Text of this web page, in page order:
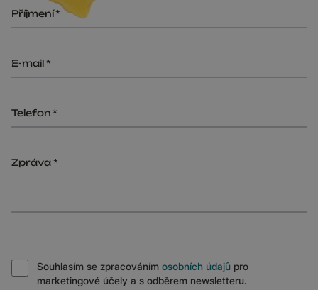
Příjmení
E-mail
Telefon
Zpráva
Souhlasím se zpracováním osobních údajů pro
marketingové účely a s odběrem newsletteru.